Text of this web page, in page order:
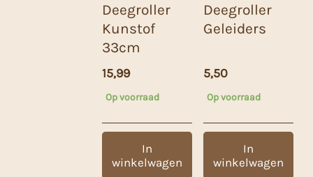
Deegroller
Kunstof
33cm
15,99
Op voorraad
In
winkelwagen
Deegroller
Geleiders
5,50
Op voorraad
In
winkelwagen